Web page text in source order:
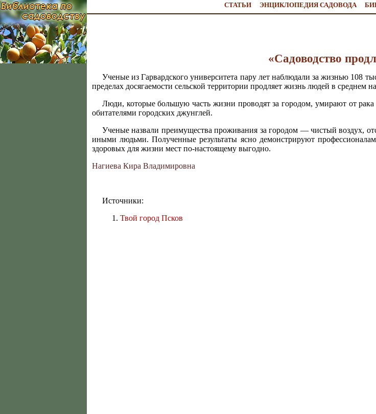
СТАТЬИ ЭНЦИКЛОПЕДИЯ САДОВОДА
«Садоводство
Ученые из Гарвардского университета пару лет наблюдали за жизнью 108
пределах досягаемости сельской территории продляет жизнь людей в среднем
Люди, которые большую часть жизни проводят за городом, умирают от
обитателями городских джунглей.
Ученые назвали преимущества проживания за городом — чистый воздух,
иными людьми. Полученные результаты ясно демонстрируют
здоровых для жизни мест по-настоящему выгодно.
Нагиевa Кира Владимировна
Источники:
Твой город Псков